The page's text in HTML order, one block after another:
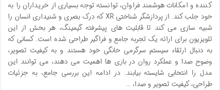
کننده و امکانات هوشمند فراوان، توانسته توجه بسیاری از خریداران را به
خود جلب کند. از پردازشگر شناختی XR که درک بصری و شنیداری انسان را
شبیه سازی می کند تا قابلیت های پیشرفته گیمینگ، هر بخش از این
تلویزیون برای ارائه یک تجربه جامع و فراگیر طراحی شده است. کسانی که
به دنبال ارتقاء سیستم سرگرمی خانگی خود هستند و به کیفیت تصویر،
وضوح صدا و عملکرد روان در بازی ها اهمیت می دهند، می توانند این
مدل را انتخابی شایسته بیابند. در ادامه این بررسی جامع، به جزئیات
طراحی، کیفیت تصویر و صدا، …